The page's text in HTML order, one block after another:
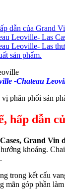
dẫn của Grand
Leoville- Las
Leoville- Las
sản phẩm.
-Chateau
vị phân phối sản
hấp dẫn
Grand Vin
khoáng.
trong kết cấu
mãn góp phần